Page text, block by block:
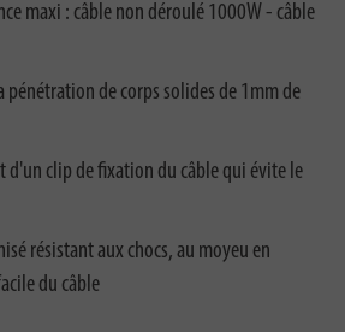
maxi : câble non déroulé 1000W - câble
de corps solides de 1mm de
d'un clip de fixation du câble qui évite le
résistant aux chocs, au moyeu en
du câble